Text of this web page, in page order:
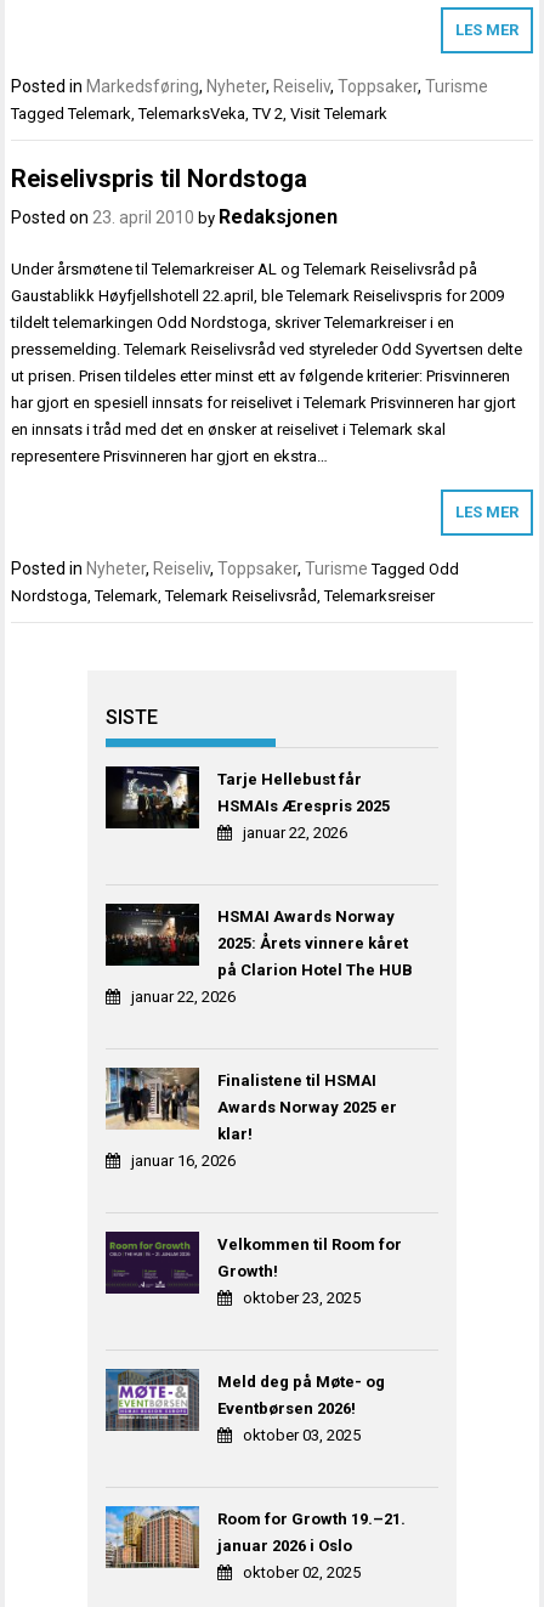
LES MER
Posted in Markedsføring, Nyheter, Reiseliv,Toppsaker,Turisme
TaggedTelemark,TelemarksVeka,TV 2,Visit Telemark
Reiselivspris til Nordstoga
Posted on 23. april 2010 by Redaksjonen
Under årsmøtene til Telemarkreiser AL og Telemark Reiselivsråd på
Gaustablikk Høyfjellshotell 22.april, ble Telemark Reiselivspris for 2009
tildelt telemarkingen Odd Nordstoga, skriver Telemarkreiser i en
pressemelding. Telemark Reiselivsråd ved styreleder Odd Syvertsen delte
ut prisen. Prisen tildeles etter minst ett av følgende kriterier: Prisvinneren
har gjort en spesiell innsats for reiselivet i Telemark Prisvinneren har gjort
en innsats i tråd med det en ønsker at reiselivet i Telemark skal
representere Prisvinneren har gjort en ekstra…
LES MER
Posted in Nyheter, Reiseliv,Toppsaker,Turisme TaggedOdd
Nordstoga ,Telemark ,Telemark Reiselivsråd ,Telemarksreiser
SISTE
Tarje Hellebust får
HSMAIs Ærespris 2025
januar 22, 2026
HSMAI Awards Norway
2025: Årets vinnere kåret
på Clarion Hotel The HUB
januar 22, 2026
Finalistene til HSMAI
Awards Norway 2025 er
klar!
januar 16, 2026
Velkommen til Room for
Growth!
oktober 23, 2025
Meld deg på Møte- og
Eventbørsen 2026!
oktober 03, 2025
Room for Growth 19.–21.
januar 2026 i Oslo
oktober 02, 2025